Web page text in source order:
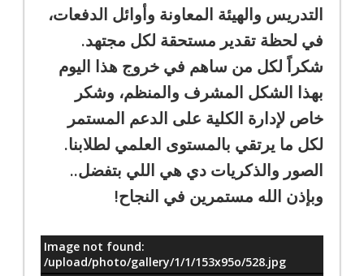
التدريس والهيئة المعاونة وأوائل الدفعات،
في لحظة تقدير مستحقة لكل مجتهد.
شكراً لكل من ساهم في خروج هذا اليوم
بهذا الشكل المشرف والمنظم، وشكر
خاص لإدارة الكلية على الدعم المستمر
لكل ما يرتقي بالمستوى العلمي لطلابنا.
الصور والذكريات دي هي اللي بتفضل..
وبإذن الله مستمرين في النجاح!
معلومات
Image not found:
/upload/photo/gallery/1/1/153x95o/528.jpg